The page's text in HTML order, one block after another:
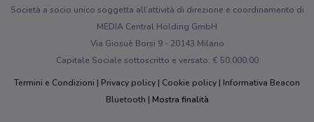
Società a socio unico soggetta all’attività di direzione e coordinamento di
MEDIA Central Holding GmbH
Via Giosuè Borsi 9 - 20143 Milano
Capitale Sociale sottoscritto e versato: € 50.000,00
Termini e Condizioni
Privacy policy Cookie policy
Informativa Beacon
Bluetooth
Mostra finalità